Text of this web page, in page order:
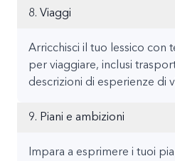
8. Viaggi
Arricchisci il tuo lessico con
per viaggiare, inclusi
descrizioni di esperienze di
9. Piani e ambizioni
Impara a esprimere i tuoi